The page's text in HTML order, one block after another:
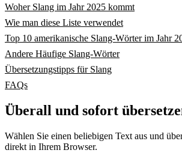
Woher Slang im Jahr 2025 kommt
Wie man diese Liste verwendet
Top 10 amerikanische Slang-Wörter im Jahr
Andere Häufige Slang-Wörter
Übersetzungstipps für Slang
FAQs
Überall und sofort
Wählen Sie einen beliebigen Text aus und
direkt in Ihrem Browser.